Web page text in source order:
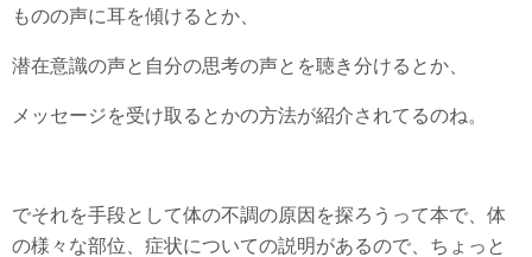
ものの声に耳を傾けるとか、
潜在意識の声と自分の思考の声とを聴き分けるとか、
メッセージを受け取るとかの方法が紹介されてるのね。
でそれを手段として体の不調の原因を探ろうって本で、体
の様々な部位、症状についての説明があるので、ちょっと